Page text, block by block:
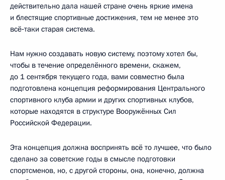
действительно дала нашей стране очень яркие имена
и блестящие спортивные достижения, тем не менее это
всё‑таки старая система.
Нам нужно создавать новую систему, поэтому хотел бы,
чтобы в течение определённого времени, скажем,
до 1 сентября текущего года, вами совместно была
подготовлена концепция реформирования Центрального
спортивного клуба армии и других спортивных клубов,
которые находятся в структуре Вооружённых Сил
Российской Федерации.
Эта концепция должна воспринять всё то лучшее, что было
сделано за советские годы в смысле подготовки
спортсменов, но, с другой стороны, она, конечно, должна